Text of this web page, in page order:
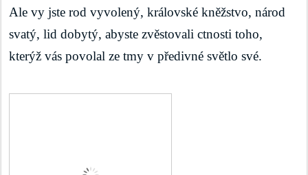
Ale vy jste rod vyvolený, královské kněžstvo, národ
svatý, lid dobytý, abyste zvěstovali ctnosti toho,
kterýž vás povolal ze tmy v předivné světlo své.